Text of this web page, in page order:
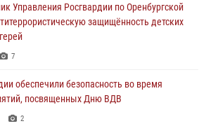
(ВИДЕО)
области проверили готовность детских
ОМОН «Кобра» Росгвардии в Оренбурге
Управления Росгвардии по Оренбургской
защищённость детских
7
обеспечили безопасность во время
посвященных Дню ВДВ
2